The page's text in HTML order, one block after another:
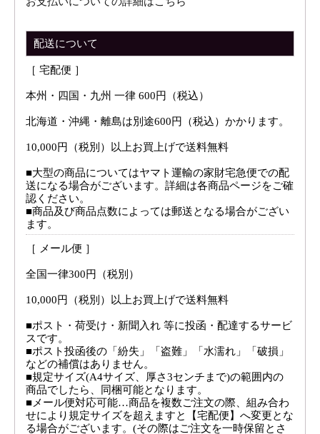
配送について
［ 宅配便 ］
本州・四国・九州 一律 600円（税込）
北海道・沖縄・離島は別途600円（税込）かかります。
10,000円（税別）以上お買上げで送料無料
■大型の商品についてはヤマト運輸の家財宅急便での配
送になる場合がございます。詳細は各商品ページをご確
認ください。
■商品及び商品点数によっては郵送となる場合がござい
ます。
［ メール便 ］
全国一律300円（税別）
10,000円（税別）以上お買上げで送料無料
■ポスト・荷受け・新聞入れ 等に投函・配達するサービ
スです。
■ポスト投函後の「紛失」「盗難」「水濡れ」「破損」
などの補償はありません。
■規定サイズ(A4サイズ、厚さ3センチまで)の範囲内の
商品でしたら、同梱可能となります。
■メール便対応可能…商品を複数ご注文の際、組み合わ
せにより規定サイズを超えますと【宅配便】へ変更とな
る場合がございます。(その際はご注文を一時保留とさ